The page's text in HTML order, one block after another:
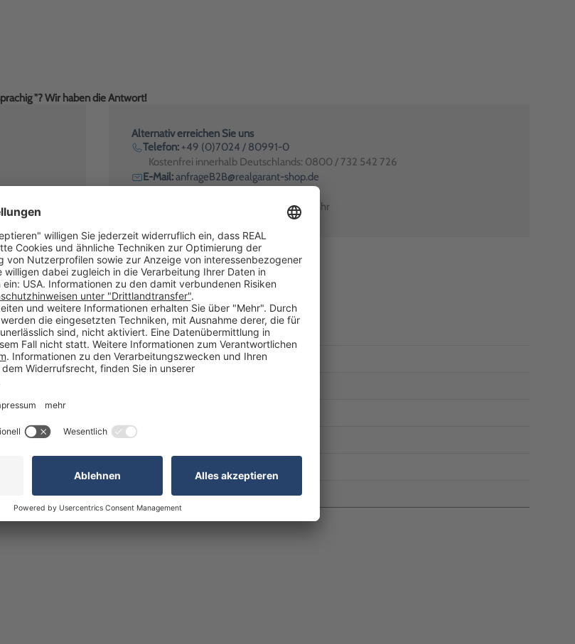
"? Wir haben die Antwort!
Alternativ erreichen Sie uns
Telefon: +49 (0)7024 / 80991-0
Kostenfrei innerhalb Deutschlands: 0800 / 732 542 726
E-Mail:anfrageB2B@realgarant-shop.de
Montag bis Freitag: 8:00 Uhr – 18:00 Uhr
65 x 35 mm, 2seitig beschrifbar